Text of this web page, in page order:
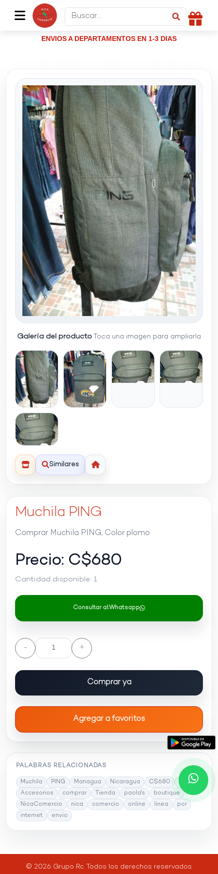
ENVIOS A DEPARTAMENTOS EN 1-3 DIAS
Galería del producto Toca una imagen para ampliarla
Similares
Muchila PING
Comprar Muchila PING, Color plomo
Precio: C$680
Cantidad disponible: 1
Consultar al:Whatsapp
- +
Comprar ya
Agregar a favoritos
PALABRAS RELACIONADAS
Muchila PING Managua Nicaragua C$680
precio
Accesorios
comprar Tienda paola's
boutique
NicaComercio
nica comercio online linea
por
internet
envio
© 2026 Grupo Rc. Todos los derechos reservados.